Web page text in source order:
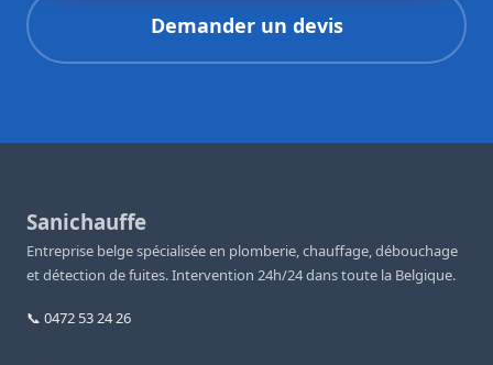
Demander un devis
Sanichauffe
Entreprise belge spécialisée en plomberie, chauffage, débouchage
et détection de fuites. Intervention 24h/24 dans toute la Belgique.
📞 0472 53 24 26